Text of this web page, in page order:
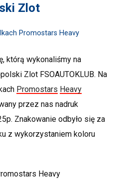
Zlot
Promostars Heavy
którą wykonaliśmy na
Zlot FSOAUTOKLUB. Na
Promostars Heavy
przez nas nadruk
Znakowanie odbyło się za
z wykorzystaniem koloru
Heavy